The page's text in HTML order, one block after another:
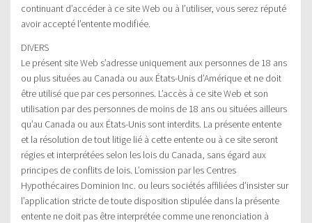
continuant d’accéder à ce site Web ou à l’utiliser, vous serez réputé
avoir accepté l’entente modifiée.
DIVERS
Le présent site Web s’adresse uniquement aux personnes de 18 ans
ou plus situées au Canada ou aux États-Unis d’Amérique et ne doit
être utilisé que par ces personnes. L’accès à ce site Web et son
utilisation par des personnes de moins de 18 ans ou situées ailleurs
qu’au Canada ou aux États-Unis sont interdits. La présente entente
et la résolution de tout litige lié à cette entente ou à ce site seront
régies et interprétées selon les lois du Canada, sans égard aux
principes de conflits de lois. L’omission par les Centres
Hypothécaires Dominion Inc. ou leurs sociétés affiliées d’insister sur
l’application stricte de toute disposition stipulée dans la présente
entente ne doit pas être interprétée comme une renonciation à